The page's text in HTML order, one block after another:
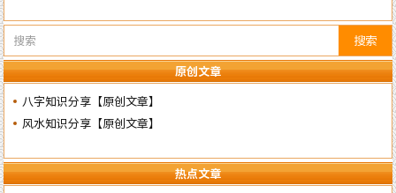
搜索
原创文章
八字知识分享【原创文章】
风水知识分享【原创文章】
热点文章